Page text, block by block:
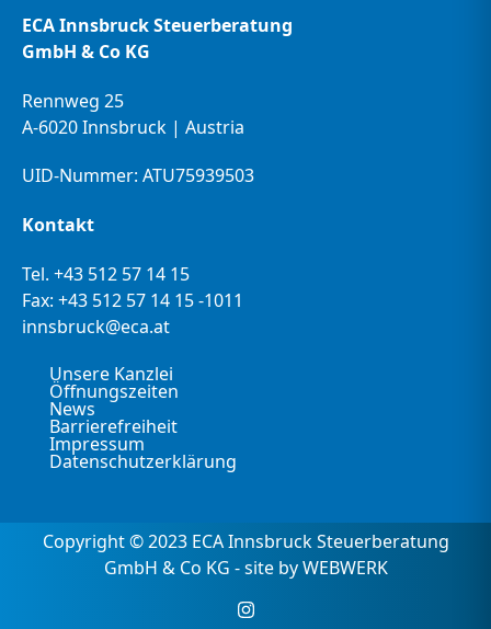
ECA Innsbruck Steuerberatung
GmbH & Co KG
Rennweg 25
A-6020 Innsbruck | Austria
UID-Nummer: ATU75939503
Kontakt
Tel. +43 512 57 14 15
Fax: +43 512 57 14 15 -1011
innsbruck@eca.at
Unsere Kanzlei
Öffnungszeiten
News
Barrierefreiheit
Impressum
Datenschutzerklärung
Copyright © 2023 ECA Innsbruck Steuerberatung
GmbH & Co KG - site by WEBWERK